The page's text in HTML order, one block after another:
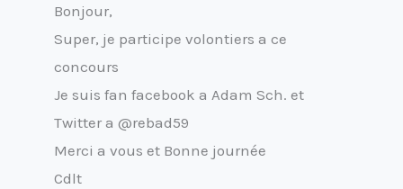
Bonjour,
Super, je participe volontiers a ce
concours
Je suis fan facebook a Adam Sch. et
Twitter a @rebad59
Merci a vous et Bonne journée
Cdlt